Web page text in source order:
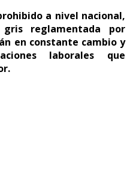
a nivel nacional,
reglamentada por
en constante cambio y
laborales que